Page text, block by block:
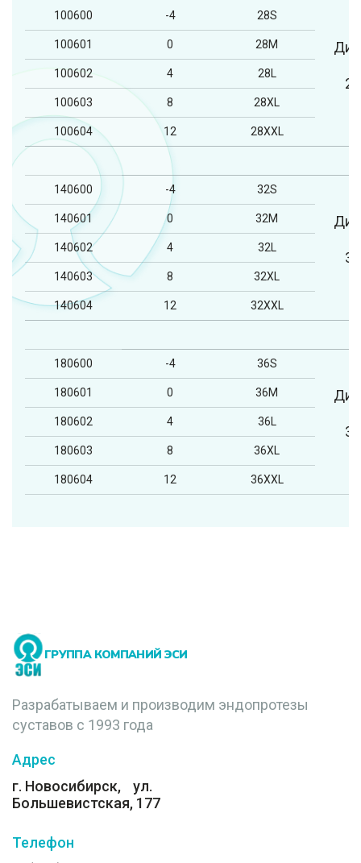
100600 -4 28S
100601 0 28M
100602 4 28L
100603 8 28XL
100604 12 28XXL
140600 -4 32S
140601 0 32M
140602 4 32L
140603 8 32XL
140604 12 32XXL
180600 -4 36S
180601 0 36M
180602 4 36L
180603 8 36XL
180604 12 36XXL
ГРУППА КОМПАНИЙ ЭСИ
Разрабатываем и производим эндопротезы
суставов с 1993 года
Адрес
г. Новосибирск, ул.
Большевистская, 177
Телефон